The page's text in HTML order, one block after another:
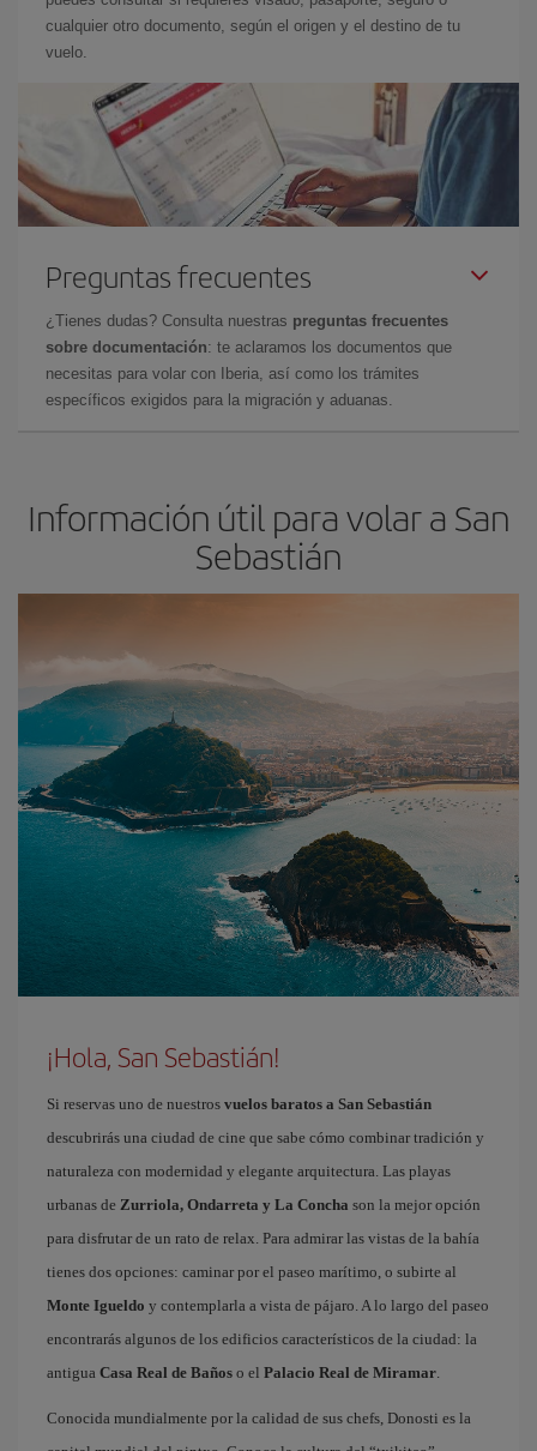
cualquier otro documento, según el origen y el destino de tu
vuelo.
Preguntas frecuentes
¿Tienes dudas? Consulta nuestras preguntas frecuentes
sobre documentación: te aclaramos los documentos que
necesitas para volar con Iberia, así como los trámites
específicos exigidos para la migración y aduanas.
Información útil para volar a San
Sebastián
¡Hola, San Sebastián!
Si reservas uno de nuestros vuelos baratos a San Sebastián
descubrirás una ciudad de cine que sabe cómo combinar tradición y
naturaleza con modernidad y elegante arquitectura. Las playas
urbanas de Zurriola, Ondarreta y La Concha son la mejor opción
para disfrutar de un rato de relax. Para admirar las vistas de la bahía
tienes dos opciones: caminar por el paseo marítimo, o subirte al
Monte Igueldo y contemplarla a vista de pájaro. A lo largo del paseo
encontrarás algunos de los edificios característicos de la ciudad: la
antigua Casa Real de Baños o el Palacio Real de Miramar.
Conocida mundialmente por la calidad de sus chefs, Donosti es la